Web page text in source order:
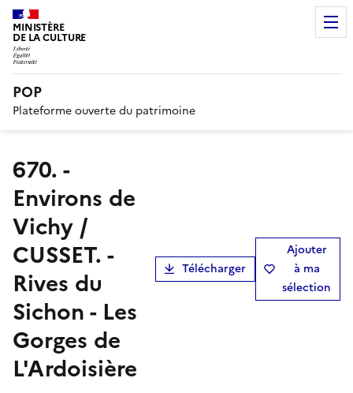
MINISTÈRE
DE LA CULTURE
POP
Plateforme ouverte du patrimoine
670. -
Environs de
Vichy /
CUSSET. -
Rives du
Sichon - Les
Gorges de
L'Ardoisière
Télécharger
Ajouter
à ma
sélection